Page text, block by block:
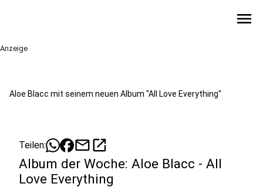
menu
Anzeige
Aloe Blacc mit seinem neuen Album "All Love Everything"
Teilen: mailopen_in_new
Album der Woche: Aloe Blacc - All
Love Everything